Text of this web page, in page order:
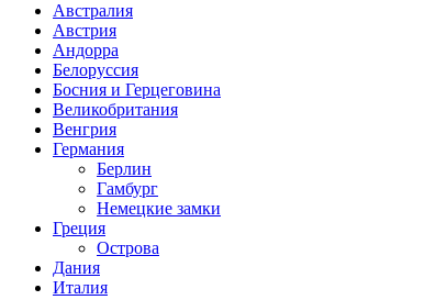
Австралия
Австрия
Андорра
Белоруссия
Босния и Герцеговина
Великобритания
Венгрия
Германия
Берлин
Гамбург
Немецкие замки
Греция
Острова
Дания
Италия